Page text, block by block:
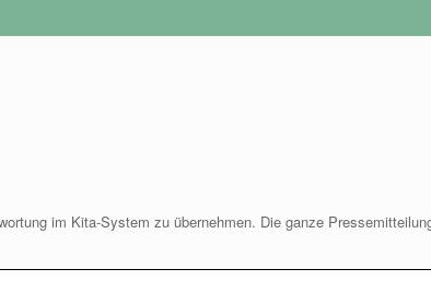
im Kita-System zu übernehmen. Die ganze